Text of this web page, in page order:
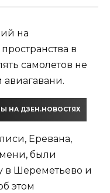
на
в
самолетов не
авиагавани.
НА ДЗЕН.НОВОСТЯХ
Еревана,
были
в Шереметьево и
этом